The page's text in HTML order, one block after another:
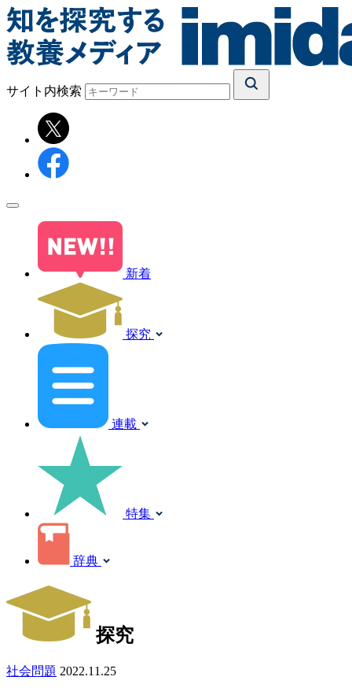
サイト内検索
新着
探究
連載
特集
辞典
探究
社会問題 2022.11.25